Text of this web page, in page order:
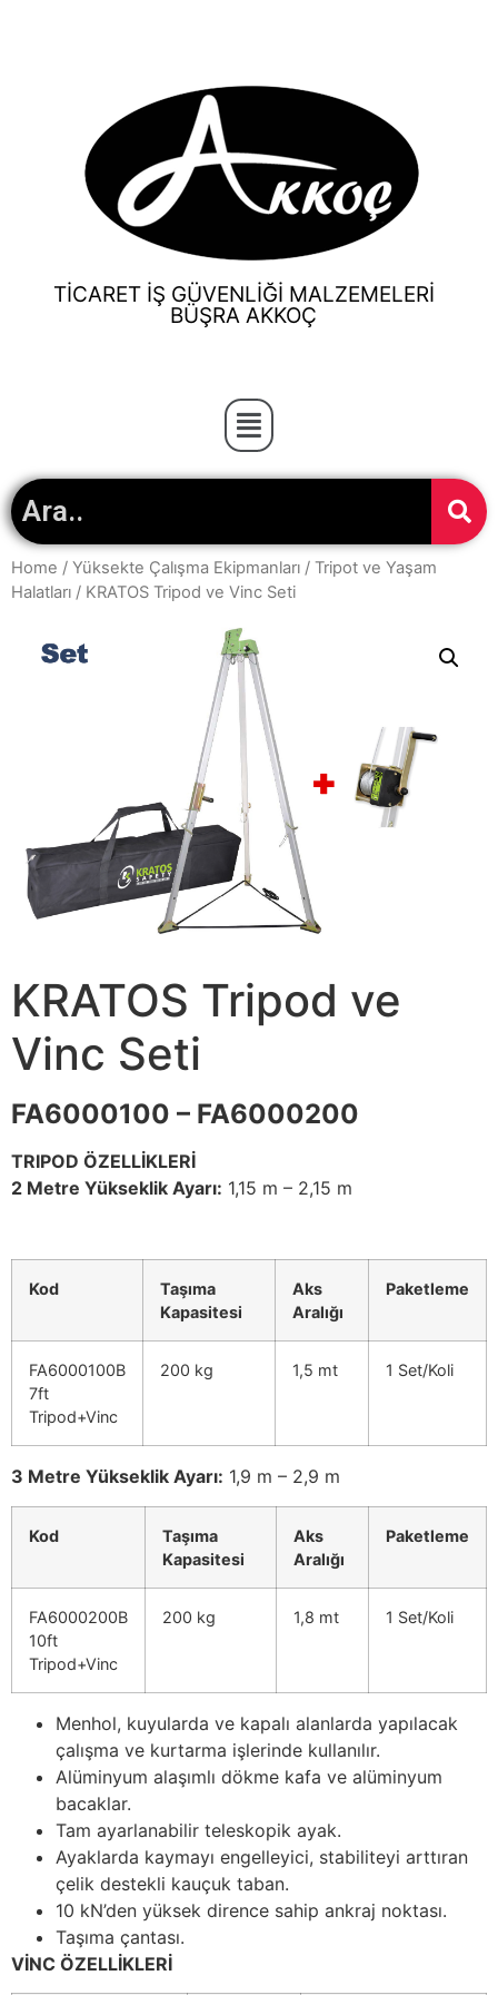
TİCARET İŞ GÜVENLİĞİ MALZEMELERİ
BÜŞRA AKKOÇ
Home / Yüksekte Çalışma Ekipmanları / Tripot ve Yaşam
Halatları / KRATOS Tripod ve Vinc Seti
KRATOS Tripod ve
Vinc Seti
FA6000100 – FA6000200
TRIPOD ÖZELLİKLERİ
2 Metre Yükseklik Ayarı: 1,15 m – 2,15 m
Kod
Taşıma
Kapasitesi
Aks
Aralığı
Paketleme
FA6000100B
7ft
Tripod+Vinc
200 kg 1,5 mt 1 Set/Koli
3 Metre Yükseklik Ayarı: 1,9 m – 2,9 m
Kod
Taşıma
Kapasitesi
Aks
Aralığı
Paketleme
FA6000200B
10ft
Tripod+Vinc
200 kg 1,8 mt 1 Set/Koli
Menhol, kuyularda ve kapalı alanlarda yapılacak
çalışma ve kurtarma işlerinde kullanılır.
Alüminyum alaşımlı dökme kafa ve alüminyum
bacaklar.
Tam ayarlanabilir teleskopik ayak.
Ayaklarda kaymayı engelleyici, stabiliteyi arttıran
çelik destekli kauçuk taban.
10 kN’den yüksek dirence sahip ankraj noktası.
Taşıma çantası.
VİNC ÖZELLİKLERİ